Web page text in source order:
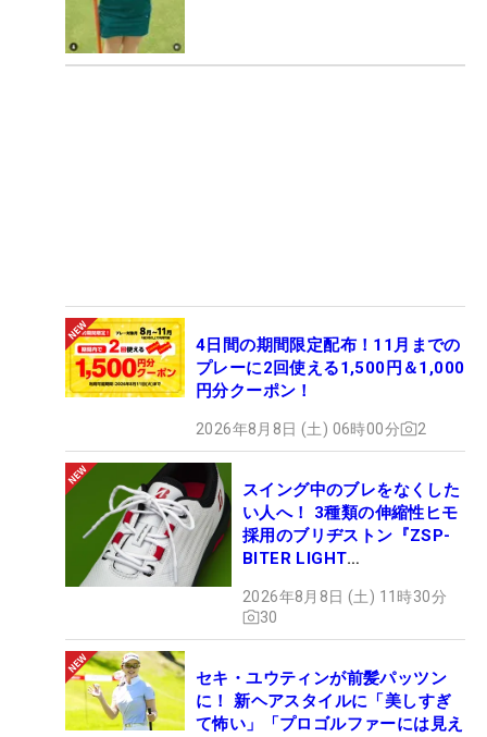
4日間の期間限定配布！11月までの
プレーに2回使える1,500円＆1,000
円分クーポン！
2026年8月8日 (土) 06時00分 2
スイング中のブレをなくした
い人へ！ 3種類の伸縮性ヒモ
採用のブリヂストン『ZSP-
BITER LIGHT
ュー
2026年8月8日 (土) 11時30分
30
セキ・ユウティンが前髪パッツン
に！ 新ヘアスタイルに「美しすぎ
て怖い」「プロゴルファーには見え